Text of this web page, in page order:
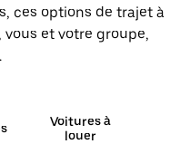
ces options de trajet à
et votre groupe,
Voitures à
louer